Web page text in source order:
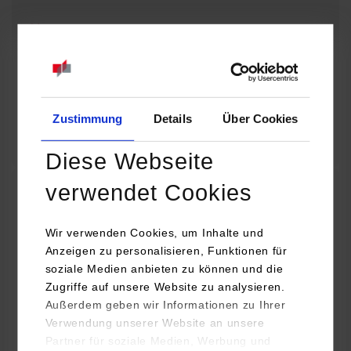
Zustimmung Details Über Cookies
Diese Webseite
verwendet Cookies
Wir verwenden Cookies, um Inhalte und
Anzeigen zu personalisieren, Funktionen für
soziale Medien anbieten zu können und die
Zugriffe auf unsere Website zu analysieren.
Außerdem geben wir Informationen zu Ihrer
Verwendung unserer Website an unsere
Partner für soziale Medien, Werbung und
Baue dir deine eigene Lichtorgel! Wie wird aus einer Idee ein
funktionierendes technisches Projekt? Entdecke die Welt der
Zum Event
32. Horber Sommerferienprogramm für Kinder
und Jugendliche: Mit Lego Education die Welt
der Autos entdecken
08.09.2026 - 08.09.2026
Hast du Lust, dein eigenes Auto zu bauen und zum Fahren zu